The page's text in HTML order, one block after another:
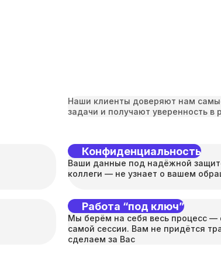
Наши клиенты доверяют нам
задачи и получают уверенность в
Конфиденциальность
Ваши данные под надёжной
коллеги — не узнает о вашем
Работа “под ключ”
Мы берём на себя весь процесс —
самой сессии. Вам не придётся
сделаем за Вас